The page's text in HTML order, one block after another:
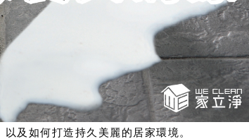
及如何打造持久美麗的居家環境。